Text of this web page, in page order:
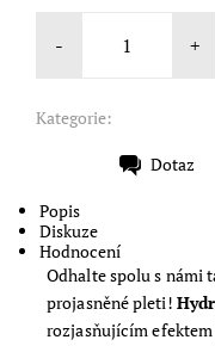
- +
Kategorie:
Dotaz
Popis
Diskuze
Hodnocení
Odhalte spolu s námi
projasněné pleti!
rozjasňujícím